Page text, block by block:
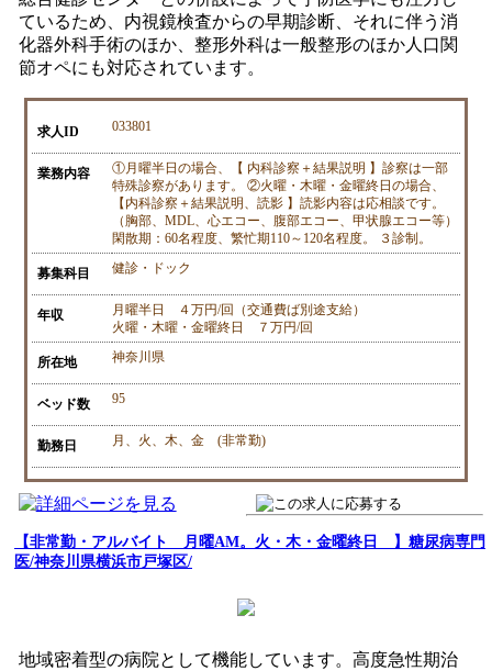
ているため、内視鏡検査からの早期診断、それに伴う消
化器外科手術のほか、整形外科は一般整形のほか人口関
節オペにも対応されています。
求人ID 033801
業務内容
①月曜半日の場合、【 内科診察＋結果説明 】診察は一部
特殊診察があります。 ②火曜・木曜・金曜終日の場合、
【内科診察＋結果説明、読影 】読影内容は応相談です。
（胸部、MDL、心エコー、腹部エコー、甲状腺エコー等）
閑散期：60名程度、繁忙期110～120名程度。 ３診制。
募集科目 健診・ドック
年収
月曜半日 ４万円/回（交通費ば別途支給）
火曜・木曜・金曜終日 ７万円/回
所在地 神奈川県
ベッド数 95
勤務日 月、火、木、金 (非常勤)
【非常勤・アルバイト 月曜AM。火・木・金曜終日 】糖尿病専門
医/神奈川県横浜市戸塚区/
地域密着型の病院として機能しています。高度急性期治